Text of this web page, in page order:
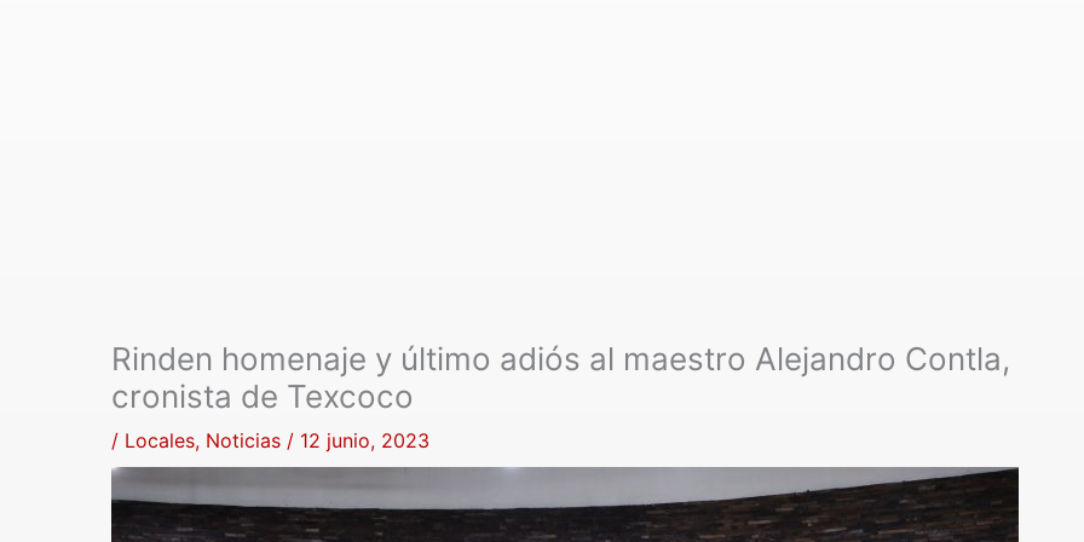
Rinden homenaje y último adiós al maestro Alejandro Contla,
cronista de Texcoco
/ Locales, Noticias / 12 junio, 2023